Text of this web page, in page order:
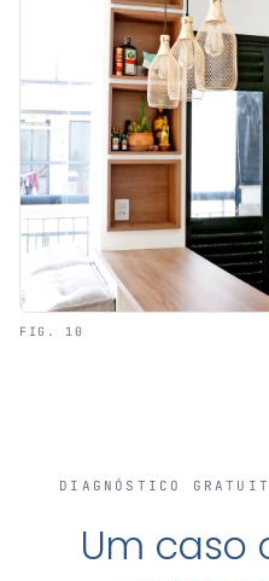
FIG. 10
DIAGNÓSTICO
Um caso